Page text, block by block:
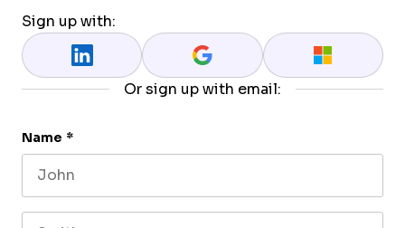
Sign up with:
Or sign up with email:
Name *